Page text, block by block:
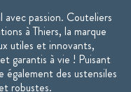
passion. Couteliers
à Thiers, la marque
utiles et innovants,
garantis à vie ! Puisant
également des ustensiles
robustes.